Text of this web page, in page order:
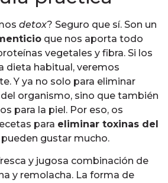
detox? Seguro que sí. Son un
que nos aporta todo
vegetales y fibra. Si los
dieta habitual, veremos
Y ya no solo para eliminar
organismo, sino que también
para la piel. Por eso, os
para eliminar toxinas del
gustar mucho.
y jugosa combinación de
y remolacha. La forma de